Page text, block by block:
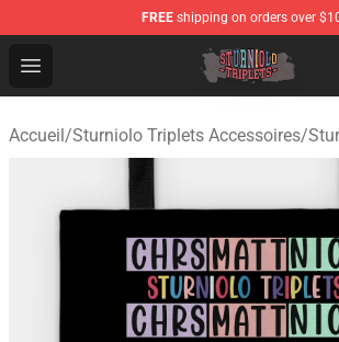
FREE shipping on orders over
Open menu
Sturniolo Triplets Shop - Official
Accueil/Sturniolo Triplets Accessoires/